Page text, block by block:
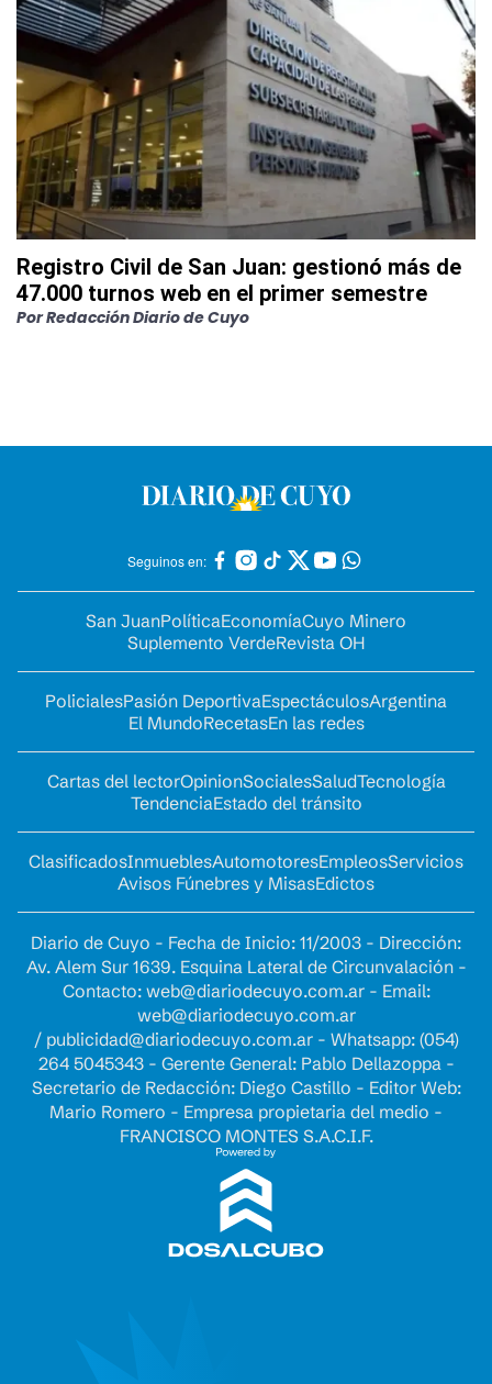
Registro Civil de San Juan: gestionó más de
47.000 turnos web en el primer semestre
PorRedacción Diario de Cuyo
Seguinos en:
San JuanPolíticaEconomíaCuyo Minero
Suplemento VerdeRevista OH
PolicialesPasión DeportivaEspectáculosArgentina
El MundoRecetasEn las redes
Cartas del lectorOpinionSocialesSaludTecnología
TendenciaEstado del tránsito
ClasificadosInmueblesAutomotoresEmpleosServicios
Avisos Fúnebres y MisasEdictos
Diario de Cuyo - Fecha de Inicio: 11/2003 - Dirección:
Av. Alem Sur 1639. Esquina Lateral de Circunvalación -
Contacto: web@diariodecuyo.com.ar- Email:
web@diariodecuyo.com.ar
/ publicidad@diariodecuyo.com.ar- Whatsapp: (054)
264 5045343 - Gerente General: Pablo Dellazoppa -
Secretario de Redacción: Diego Castillo - Editor Web:
Mario Romero - Empresa propietaria del medio -
FRANCISCO MONTES S.A.C.I.F.